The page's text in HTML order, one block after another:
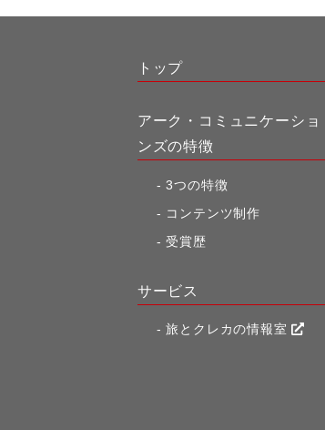
トップ
アーク・コミュニケーショ
ンズの特徴
3つの特徴
コンテンツ制作
受賞歴
サービス
旅とクレカの情報室